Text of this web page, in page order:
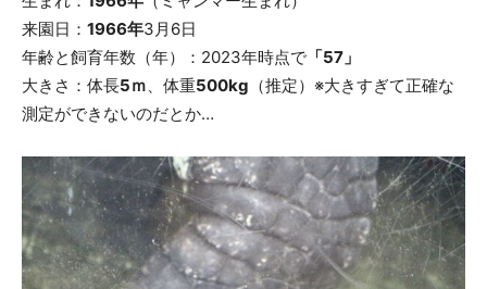
来園日： 1966年3月6日
年齢と飼育年数（年）：2023年時点で 「57」
大きさ：体長5ｍ 、体重500kg （推定）※大きすぎて正確な
測定ができないのだとか…